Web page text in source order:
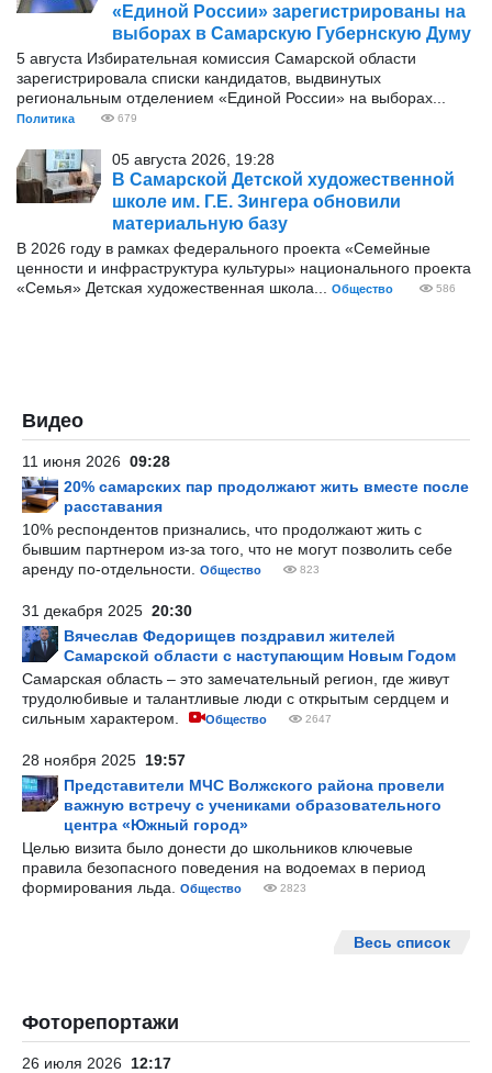
«Единой России» зарегистрированы на
выборах в Самарскую Губернскую Думу
5 августа Избирательная комиссия Самарской области
зарегистрировала списки кандидатов, выдвинутых
региональным отделением «Единой России» на выборах...
Политика 679
05 августа 2026, 19:28
В Самарской Детской художественной
школе им. Г.Е. Зингера обновили
материальную базу
В 2026 году в рамках федерального проекта «Семейные
ценности и инфраструктура культуры» национального проекта
«Семья» Детская художественная школа...
Общество 586
Видео
11 июня 2026 09:28
20% самарских пар продолжают жить вместе после
расставания
10% респондентов признались, что продолжают жить с
бывшим партнером из-за того, что не могут позволить себе
аренду по-отдельности.
Общество 823
31 декабря 2025 20:30
Вячеслав Федорищев поздравил жителей
Самарской области с наступающим Новым Годом
Самарская область – это замечательный регион, где живут
трудолюбивые и талантливые люди с открытым сердцем и
сильным характером.
Общество 2647
28 ноября 2025 19:57
Представители МЧС Волжского района провели
важную встречу с учениками образовательного
центра «Южный город»
Целью визита было донести до школьников ключевые
правила безопасного поведения на водоемах в период
формирования льда.
Общество 2823
Весь список
Фоторепортажи
26 июля 2026 12:17